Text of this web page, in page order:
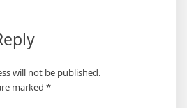
will not be published.
marked *